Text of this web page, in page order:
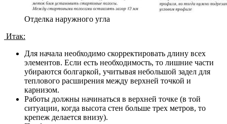
Отделка наружного угла
Итак:
Для начала необходимо скорректировать длину всех
элементов. Если есть необходимость, то лишние части
убираются болгаркой, учитывая небольшой задел для
теплового расширения между верхней точкой и
карнизом.
Работы должны начинаться в верхней точке (в той
ситуации, когда высота стен больше трех метров, то
крепеж делается внизу).